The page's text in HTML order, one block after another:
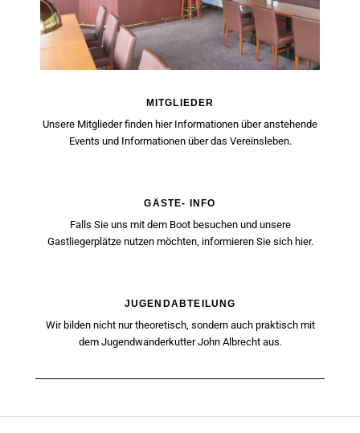
MITGLIEDER
Unsere Mitglieder finden hier Informationen über anstehende
Events und Informationen über das Vereinsleben.
GÄSTE- INFO
Falls Sie uns mit dem Boot besuchen und unsere
Gastliegerplätze nutzen möchten, informieren Sie sich hier.
JUGENDABTEILUNG
Wir bilden nicht nur theoretisch, sondern auch praktisch mit
dem Jugendwanderkutter John Albrecht aus.